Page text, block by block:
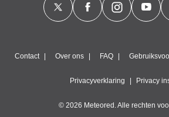
Contact Over ons FAQ
Privacyverklaring Privacy
© 2026 Meteored. Alle rechten